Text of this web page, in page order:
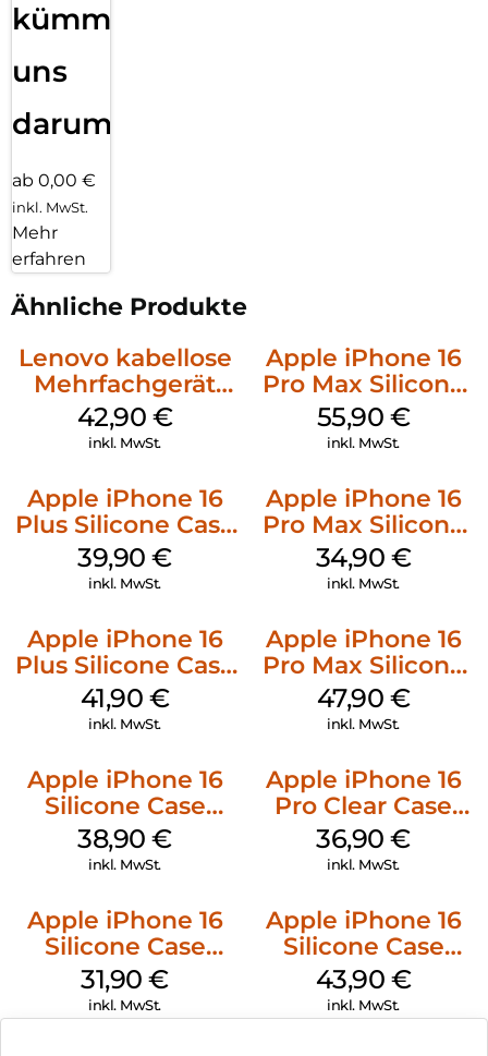
kümmern
uns
darum!
ab 0,00 €
inkl. MwSt.
Mehr
erfahren
Ähnliche Produkte
Lenovo kabellose
Mehrfachgerät
Luna Grey
42,90 €
inkl. MwSt.
Apple iPhone 16
Pro Max Silicone
Case MagSafe
Stone Gray
55,90 €
inkl. MwSt.
Apple iPhone 16
Plus Silicone Case
MagSafe Plum
39,90€
inkl. MwSt.
Apple iPhone 16
Pro Max Silicone
Case MagSafe
Denim
34,90 €
inkl. MwSt.
Apple iPhone 16
Plus Silicone Case
MagSafe Stone
Gray
41,90 €
inkl. MwSt.
Apple iPhone 16
Pro Max Silicone
Case MagSafe
Black
47,90 €
inkl. MwSt.
Apple iPhone 16
Silicone Case
MagSafe
Ultramarine
38,90€
inkl. MwSt.
Apple iPhone 16
Pro Clear Case
MagSafe
Transparent
36,90€
inkl. MwSt.
Apple iPhone 16
Silicone Case
MagSafe Fuchsia
31,90€
inkl. MwSt.
Apple iPhone 16
Silicone Case
MagSafe Plum
43,90 €
inkl. MwSt.